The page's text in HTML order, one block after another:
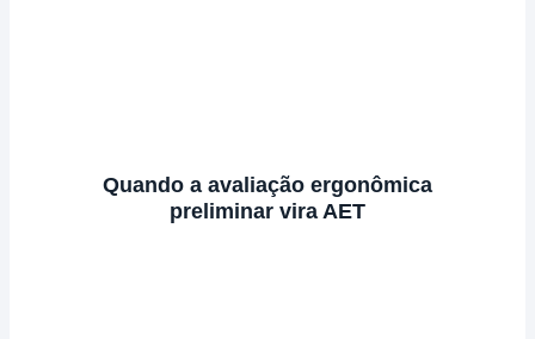
Quando a avaliação ergonômica
preliminar vira AET